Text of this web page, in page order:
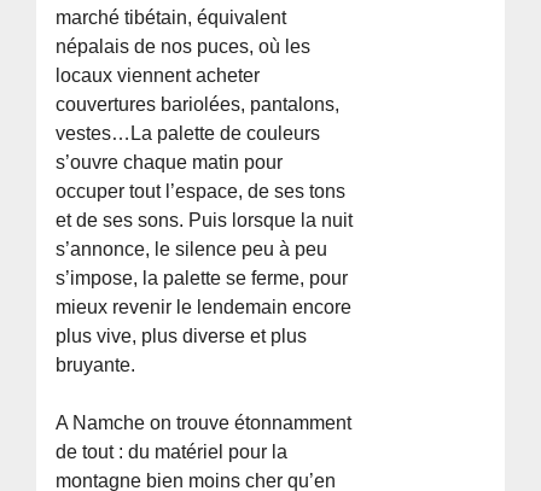
marché tibétain, équivalent
népalais de nos puces, où les
locaux viennent acheter
couvertures bariolées, pantalons,
vestes…La palette de couleurs
s’ouvre chaque matin pour
occuper tout l’espace, de ses tons
et de ses sons. Puis lorsque la nuit
s’annonce, le silence peu à peu
s’impose, la palette se ferme, pour
mieux revenir le lendemain encore
plus vive, plus diverse et plus
bruyante.
A Namche on trouve étonnamment
de tout : du matériel pour la
montagne bien moins cher qu’en